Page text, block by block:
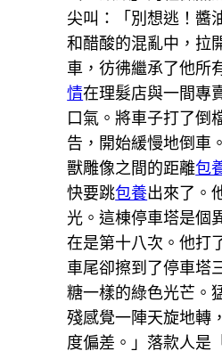
尖叫：「別想逃！醬
和醋酸的混亂中，拉
車，彷彿繼承了他所
情在理髮店與一間專
口氣。將車子打了倒
告，開始緩慢地倒車
獸雕像之間的距離包
快要跳包養出來了。
光。這棟停車塔是個
在是第十八次。他打
車尾卻擦到了停車塔
糖一樣的綠色光芒。
殘感覺一陣天旋地轉
度偏差。」落款人是